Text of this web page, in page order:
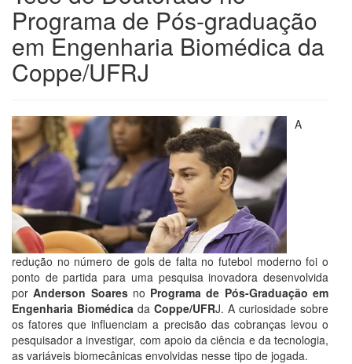
Programa de Pós-graduação
em Engenharia Biomédica da
Coppe/UFRJ
A
redução no número de gols de falta no futebol moderno foi o
ponto de partida para uma pesquisa inovadora desenvolvida
porAnderson Soaresno Programa de Pós-Graduação em
Engenharia Biomédica da Coppe/UFRJ. A curiosidade sobre
os fatores que influenciam a precisão das cobranças levou o
pesquisador a investigar, com apoio da ciência e da tecnologia,
as variáveis biomecânicas envolvidas nesse tipo de jogada.